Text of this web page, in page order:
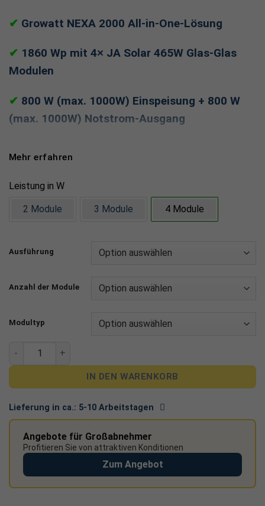
✔ Growatt NEXA 2000 All-in-One-Lösung
✔ 1860 Wp mit 4× JA Solar 465W Glas-Glas
Modulen
✔ 800 W (max. 1000W) Einspeisung + 800 W
(max. 1000W) Notstrom-Ausgang
✔
Speicher ~2 kWh, modular erweiterbar bis 8
mit Nulleinspeisung
Mehr Solarstrom, mehr Freiheit – dein Schritt in die
Mehr erfahren
Leistung in W
2 Module 3 Module 4 Module
Ausführung
Anzahl der Module
Modultyp
1860 W Balkonkraftwerk mit Speicher - Growatt NEXA 2000
IN DEN WARENKORB
Lieferung in ca.: 5-10 Arbeitstagen
Angebote für Großabnehmer
Profitieren Sie von attraktiven Konditionen
Zum Angebot